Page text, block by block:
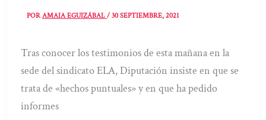
PORAMAIA EGUIZÁBAL/30 SEPTIEMBRE, 2021
Tras conocer los testimonios de esta mañana en la
sede del sindicato ELA, Diputación insiste en que se
trata de «hechos puntuales» y en que ha pedido
informes